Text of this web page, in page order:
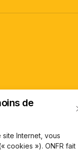
de
Internet, vous
cookies »). ONFR fait